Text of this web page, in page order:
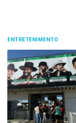
ENTRETENIMENTO